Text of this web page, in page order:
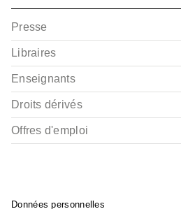
Presse
Libraires
Enseignants
Droits dérivés
Offres d'emploi
Données personnelles